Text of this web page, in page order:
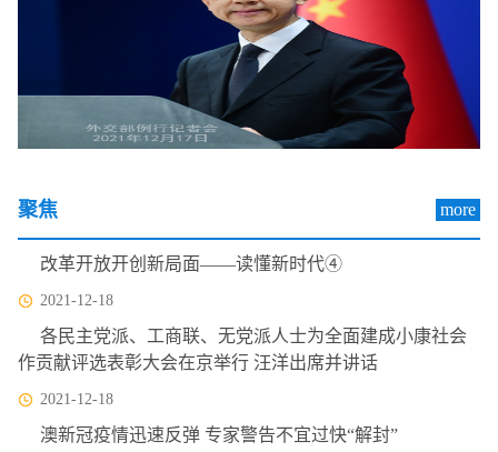
聚焦 more
改革开放开创新局面——读懂新时代④
2021-12-18
各民主党派、工商联、无党派人士为全面建成小康社会
作贡献评选表彰大会在京举行 汪洋出席并讲话
2021-12-18
澳新冠疫情迅速反弹 专家警告不宜过快“解封”